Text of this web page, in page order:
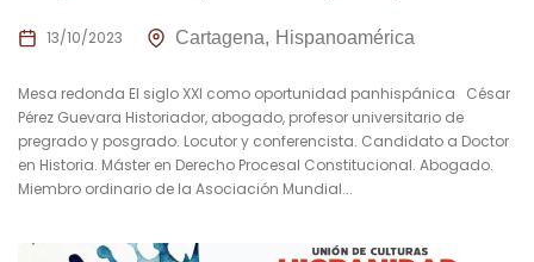
13/10/2023 Cartagena Hispanoamérica
Mesa redonda El siglo XXI como oportunidad panhispánica César
Pérez Guevara Historiador, abogado, profesor universitario de
pregrado y posgrado. Locutor y conferencista. Candidato a Doctor
en Historia. Máster en Derecho Procesal Constitucional. Abogado.
Miembro ordinario de la Asociación Mundial...